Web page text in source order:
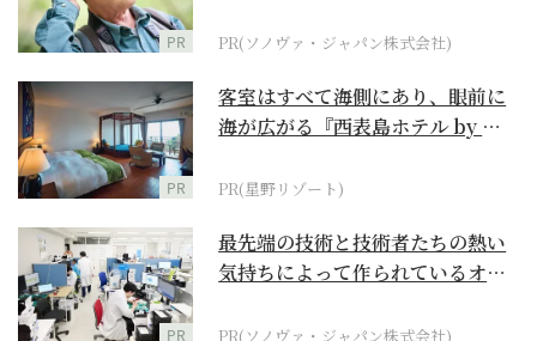
PR PR(ソノヴァ・ジャパン株式会社)
PR
客室はすべて海側にあり、眼前に
海が広がる『西表島ホテル by 星
PR(星野リゾート)
PR
最先端の技術と技術者たちの熱い
気持ちによって作られているオー
PR(ソノヴァ・ジャパン株式会社)